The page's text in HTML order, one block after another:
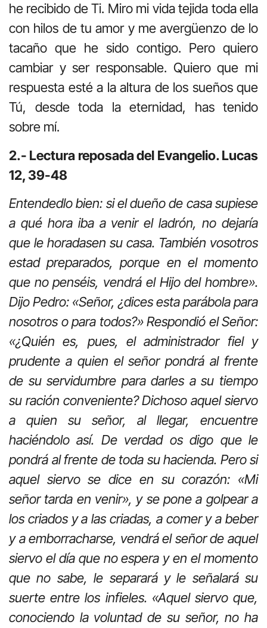
he recibido de Ti. Miro mi vida tejida toda ella
con hilos de tu amor y me avergüenzo de lo
tacaño que he sido contigo. Pero quiero
cambiar y ser responsable. Quiero que mi
respuesta esté a la altura de los sueños que
Tú, desde toda la eternidad, has tenido
sobre mí.
2.- Lectura reposada del Evangelio. Lucas
12, 39-48
Entendedlo bien: si el dueño de casa supiese
a qué hora iba a venir el ladrón, no dejaría
que le horadasen su casa. También vosotros
estad preparados, porque en el momento
que no penséis, vendrá el Hijo del hombre».
Dijo Pedro: «Señor, ¿dices esta parábola para
nosotros o para todos?» Respondió el Señor:
«¿Quién es, pues, el administrador fiel y
prudente a quien el señor pondrá al frente
de su servidumbre para darles a su tiempo
su ración conveniente? Dichoso aquel siervo
a quien su señor, al llegar, encuentre
haciéndolo así. De verdad os digo que le
pondrá al frente de toda su hacienda. Pero si
aquel siervo se dice en su corazón: «Mi
señor tarda en venir», y se pone a golpear a
los criados y a las criadas, a comer y a beber
y a emborracharse, vendrá el señor de aquel
siervo el día que no espera y en el momento
que no sabe, le separará y le señalará su
suerte entre los infieles. «Aquel siervo que,
conociendo la voluntad de su señor, no ha